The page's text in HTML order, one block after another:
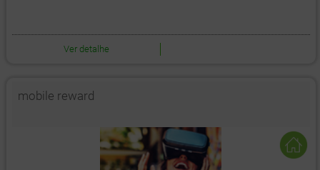
Ver detalhe
mobile reward